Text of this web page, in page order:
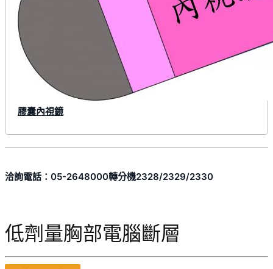
膠囊內視鏡
洽詢電話：05-2648000轉分機2328/2329/2330
低劑量胸部電腦斷層